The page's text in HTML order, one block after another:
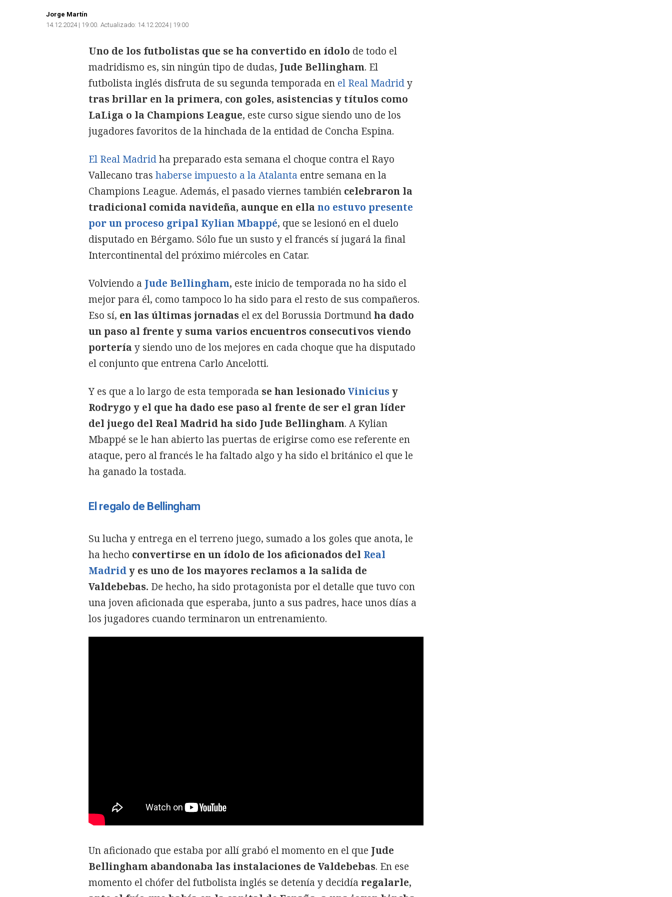
Jorge Martín
14.12.2024 | 19:00 Actualizado: 14.12.2024 | 19:00
Uno de los futbolistas que se ha convertido en ídolo de todo el
madridismo es, sin ningún tipo de dudas, Jude Bellingham. El
futbolista inglés disfruta de su segunda temporada en el Real Madridy
tras brillar en la primera, con goles, asistencias y títulos como
LaLiga o la Champions League, este curso sigue siendo uno de los
jugadores favoritos de la hinchada de la entidad de Concha Espina.
El Real Madridha preparado esta semana el choque contra el Rayo
Vallecano tras haberse impuesto a la Atalanta entre semana en la
Champions League. Además, el pasado viernes también celebraron la
tradicional comida navideña, aunque en ella no estuvo presente
por un proceso gripal Kylian Mbappé, que se lesionó en el duelo
disputado en Bérgamo. Sólo fue un susto y el francés sí jugará la final
Intercontinental del próximo miércoles en Catar.
Volviendo a Jude Bellingham, este inicio de temporada no ha sido el
mejor para él, como tampoco lo ha sido para el resto de sus compañeros.
Eso sí, en las últimas jornadas el ex del Borussia Dortmundha dado
un paso al frente y suma varios encuentros consecutivos viendo
portería y siendo uno de los mejores en cada choque que ha disputado
el conjunto que entrena Carlo Ancelotti.
Y es que a lo largo de esta temporada se han lesionado Viniciusy
Rodrygo y el que ha dado ese paso al frente de ser el gran líder
del juego del Real Madrid ha sido Jude Bellingham. A Kylian
Mbappé se le han abierto las puertas de erigirse como ese referente en
ataque, pero al francés le ha faltado algo y ha sido el británico el que le
ha ganado la tostada.
El regalo de Bellingham
Su lucha y entrega en el terreno juego, sumado a los goles que anota, le
ha hecho convertirse en un ídolo de los aficionados del Real
Madridy es uno de los mayores reclamos a la salida de
Valdebebas. De hecho, ha sido protagonista por el detalle que tuvo con
una joven aficionada que esperaba, junto a sus padres, hace unos días a
los jugadores cuando terminaron un entrenamiento.
Un aficionado que estaba por allí grabó el momento en el que Jude
Bellingham abandonaba las instalaciones de Valdebebas. En ese
momento el chófer del futbolista inglés se detenía y decidía regalarle,